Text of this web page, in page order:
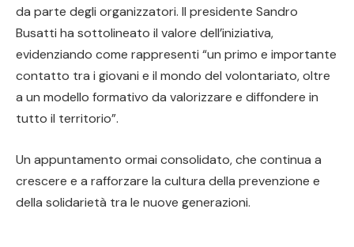
da parte degli organizzatori. Il presidente Sandro
Busatti ha sottolineato il valore dell’iniziativa,
evidenziando come rappresenti “un primo e importante
contatto tra i giovani e il mondo del volontariato, oltre
a un modello formativo da valorizzare e diffondere in
tutto il territorio”.
Un appuntamento ormai consolidato, che continua a
crescere e a rafforzare la cultura della prevenzione e
della solidarietà tra le nuove generazioni.